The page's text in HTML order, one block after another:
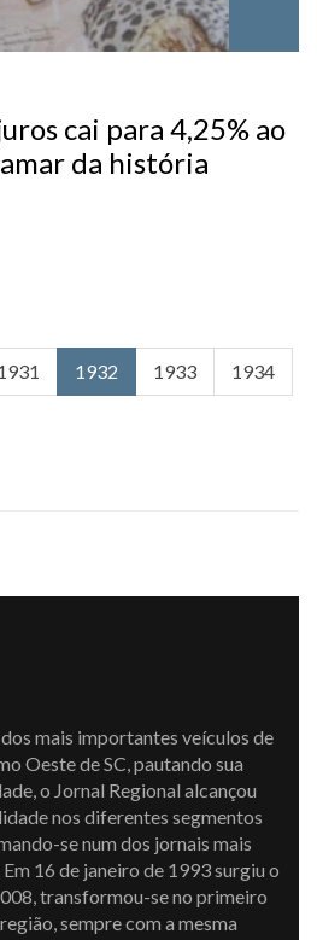
cai para 4,25% ao
da história
1932 1933 1934
Oeste de SC, pautando sua
o Jornal Regional alcançou
nos diferentes segmentos
se num dos jornais mais
16 de janeiro de 1993 surgiu o
transformou-se no primeiro
sempre com a mesma